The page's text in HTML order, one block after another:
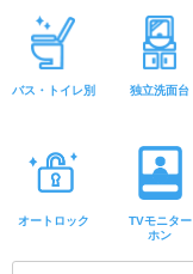
バス・トイレ別 独立洗面台
オートロック
TVモニター
ホン